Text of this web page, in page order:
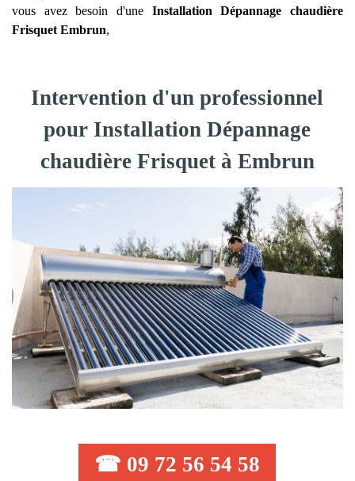
vous avez besoin d'une Installation Dépannage chaudière
Frisquet Embrun,
Intervention d'un professionnel
pour Installation Dépannage
chaudière Frisquet à Embrun
☎ 09 72 56 54 58